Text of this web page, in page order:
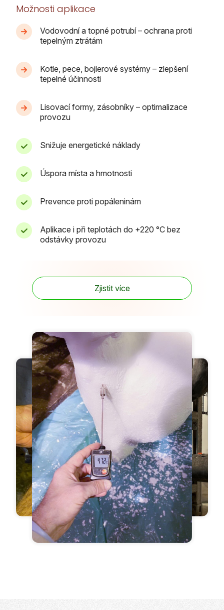
Možnosti aplikace
Vodovodní a topné potrubí – ochrana proti
tepelným ztrátám
Kotle, pece, bojlerové systémy – zlepšení
tepelné účinnosti
Lisovací formy, zásobníky – optimalizace
provozu
Snižuje energetické náklady
Úspora místa a hmotnosti
Prevence proti popáleninám
Aplikace i při teplotách do +220 °C bez
odstávky provozu
Zjistit více